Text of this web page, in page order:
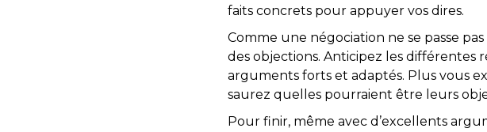
faits concrets pour appuyer vos dires.
Comme une négociation ne se passe
des objections. Anticipez les
arguments forts et adaptés. Plus vous
saurez quelles pourraient être leurs
Pour finir, même avec d’excellents